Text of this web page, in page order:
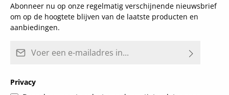
Abonneer nu op onze regelmatig verschijnende nieuwsbrief
om op de hoogtete blijven van de laatste producten en
aanbiedingen.
Privacy